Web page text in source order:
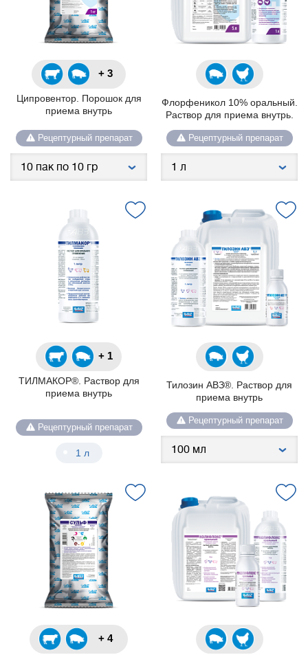
+ 3
Ципровентор. Порошок для
приема внутрь
Рецептурный препарат
Флорфеникол 10% оральный.
Раствор для приема внутрь.
Рецептурный препарат
+ 1
ТИЛМАКОР®. Раствор для
приема внутрь
Рецептурный препарат
1 л
Тилозин АВЗ®. Раствор для
приема внутрь
Рецептурный препарат
+ 4